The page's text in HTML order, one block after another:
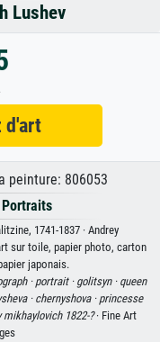
Lushev
d'art
peinture: 806053
Portraits
1741-1837 · Andrey
sur toile, papier photo, carton
japonais.
· portrait · golitsyn · queen
· chernyshova · princesse
mikhaylovich 1822-?· Fine Art